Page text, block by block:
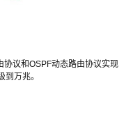
议和OSPF动态路由协议实现
万兆。